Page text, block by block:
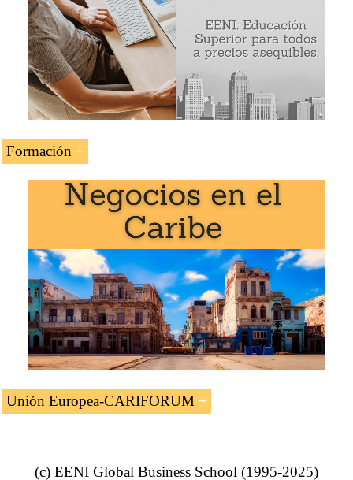
Importancia del Tratado de Libre Comercio e
Integración Económica UE-Estados del
CARIFORUM
Organización de Estados del Caribe Oriental
(OECS)
Formación
La asignatura «Tratado de Libre Comercio e
Integración Económica UE-Estados del
» se estudia en los siguientes programas
de EENI Global Business School:
Maestría en Negocios Internacionales,Comercio Exterior
Unión Europea-CARIFORUM
CARIFORUM
(c) EENI Global Business School (1995-2025)